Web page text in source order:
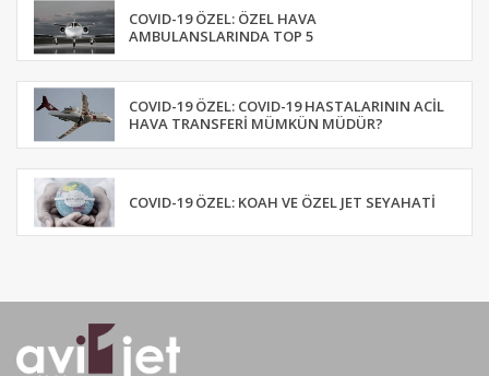
COVID-19 ÖZEL: ÖZEL HAVA
AMBULANSLARINDA TOP 5
COVID-19 ÖZEL: COVID-19 HASTALARININ ACIL
HAVA TRANSFERI MÜMKÜN MÜDÜR?
COVID-19 ÖZEL: KOAH VE ÖZEL JET SEYAHATI